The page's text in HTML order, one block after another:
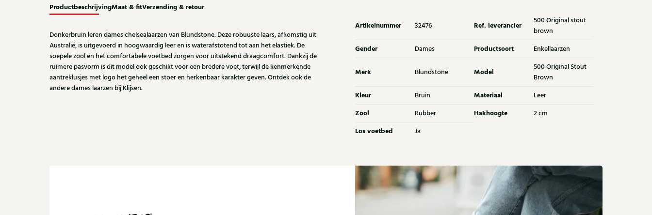
ProductbeschrijvingMaat & fitVerzending & retour
Donkerbruin leren dames chelsealaarzen van Blundstone. Deze robuuste laars, afkomstig uit
Australië, is uitgevoerd in hoogwaardig leer en is waterafstotend tot aan het elastiek. De
soepele zool en het comfortabele voetbed zorgen voor uitstekend draagcomfort. Dankzij de
ruimere pasvorm is dit model ook geschikt voor een bredere voet, terwijl de kenmerkende
aantreklusjes met logo het geheel een stoer en herkenbaar karakter geven. Ontdek ook de
andere dames laarzen bij Klijsen.
Artikelnummer 32476 Ref. leverancier
500 Original stout
brown
Gender Dames Productsoort Enkellaarzen
Merk Blundstone Model
500 Original Stout
Brown
Kleur Bruin Materiaal Leer
Zool Rubber Hakhoogte 2 cm
Los voetbed Ja